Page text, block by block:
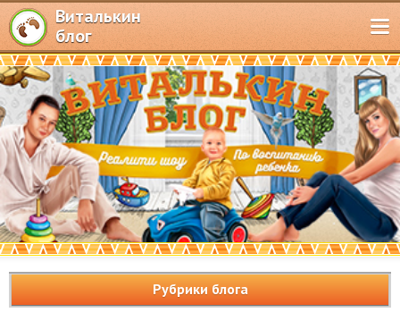
Виталькин
блог
Рубрики блога